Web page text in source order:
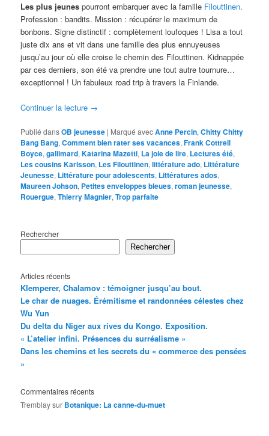
Les plus jeunes pourront embarquer avec la famille Filouttinen.
Profession : bandits. Mission : récupérer le maximum de
bonbons. Signe distinctif : complètement loufoques ! Lisa a tout
juste dix ans et vit dans une famille des plus ennuyeuses
jusqu’au jour où elle croise le chemin des Filouttinen. Kidnappée
par ces derniers, son été va prendre une tout autre tournure…
exceptionnel ! Un fabuleux road trip à travers la Finlande.
Continuer la lecture →
Publié dansOB jeunesse | Marqué avecAnne Percin,Chitty Chitty
Bang Bang,Comment bien rater ses vacances,Frank Cottrell
Boyce,gallimard,Katarina Mazetti, La joie de lire, Lectures été,
Les cousins Karlsson, Les Filouttinen,littérature ado, Littérature
Jeunesse, Littérature pour adolescents, Littératures ados,
Maureen Johson, Petites enveloppes bleues,roman jeunesse,
Rouergue,Thierry Magnier,Trop parfaite
Rechercher
Rechercher
Articles récents
Klemperer, Chalamov : témoigner jusqu’au bout.
Le char de nuages. Érémitisme et randonnées célestes chez
Wu Yun
Du delta du Niger aux rives du Kongo. Exposition.
« L’atelier infini. Présences du surréalisme »
Dans les chemins et les secrets du « commerce des pensées
»
Commentaires récents
Tremblaysur Botanique: La canne-du-muet